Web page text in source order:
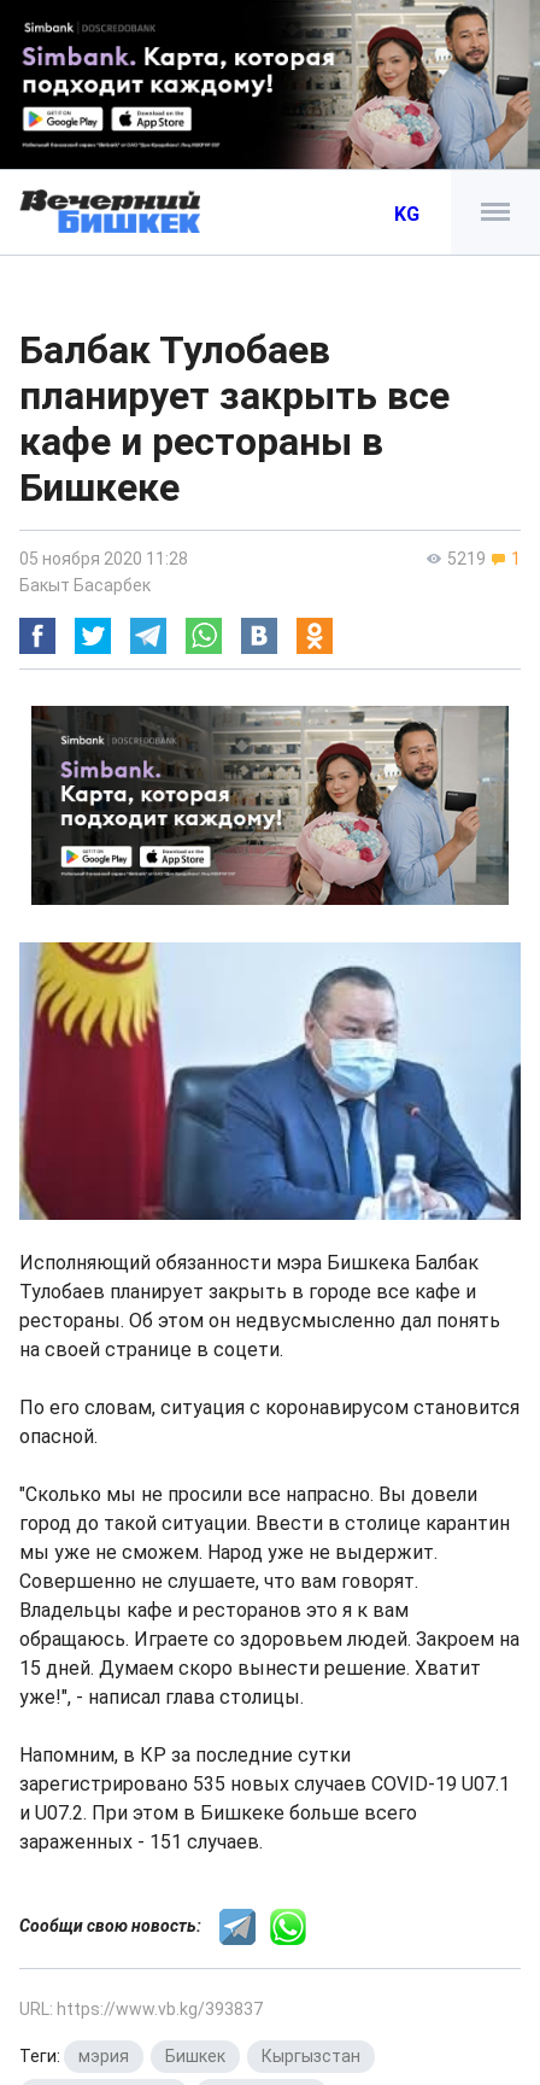
KG
Балбак Тулобаев
планирует закрыть все
кафе и рестораны в
Бишкеке
5219 1
05 ноября 2020 11:28
Бакыт Басарбек
Исполняющий обязанности мэра Бишкека Балбак
Тулобаев планирует закрыть в городе все кафе и
рестораны. Об этом он недвусмысленно дал понять
на своей странице в соцети.
По его словам, ситуация с коронавирусом становится
опасной.
"Сколько мы не просили все напрасно. Вы довели
город до такой ситуации. Ввести в столице карантин
мы уже не сможем. Народ уже не выдержит.
Совершенно не слушаете, что вам говорят.
Владельцы кафе и ресторанов это я к вам
обращаюсь. Играете со здоровьем людей. Закроем на
15 дней. Думаем скоро вынести решение. Хватит
уже!", - написал глава столицы.
Напомним, в КР за последние сутки
зарегистрировано 535 новых случаев COVID-19 U07.1
и U07.2. При этом в Бишкеке больше всего
зараженных - 151 случаев.
Сообщи свою новость:
URL: https://www.vb.kg/393837
Теги: мэрия Бишкек Кыргызстан